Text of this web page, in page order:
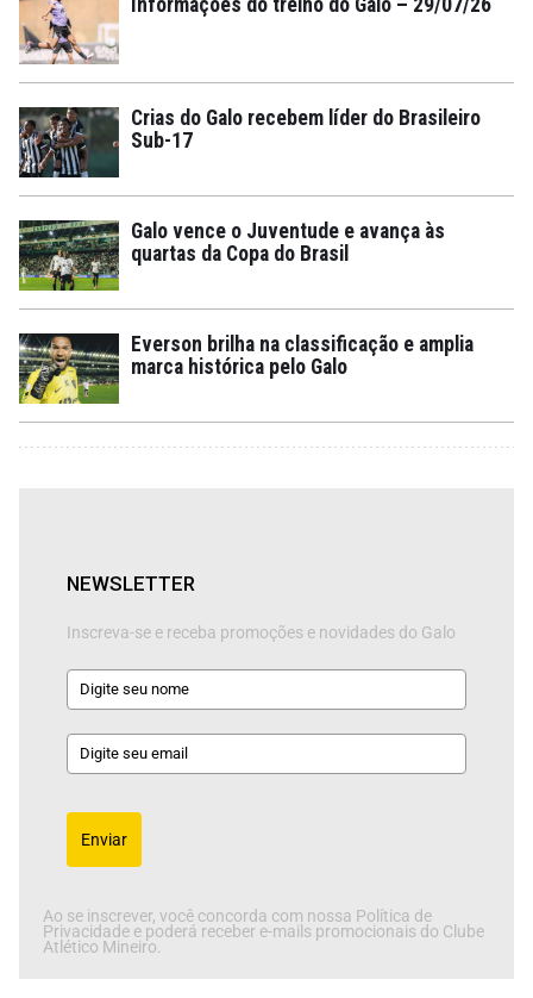
Informações do treino do Galo – 29/07/26
Crias do Galo recebem líder do Brasileiro
Sub-17
Galo vence o Juventude e avança às
quartas da Copa do Brasil
Everson brilha na classificação e amplia
marca histórica pelo Galo
NEWSLETTER
Inscreva-se e receba promoções e novidades do Galo
Enviar
Ao se inscrever, você concorda com nossa Política de
Privacidade e poderá receber e-mails promocionais do Clube
Atlético Mineiro.